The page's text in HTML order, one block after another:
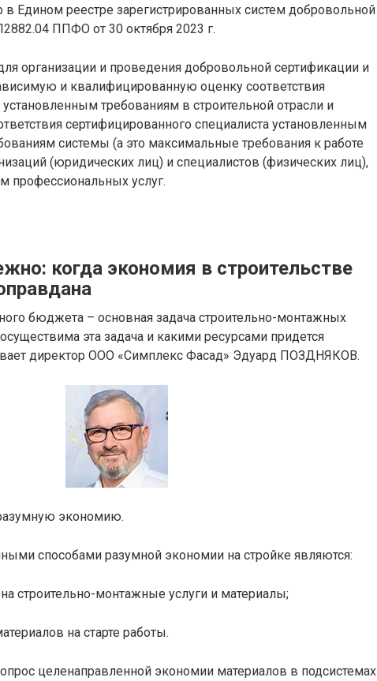
Едином реестре зарегистрированных систем добровольной
ППФО от 30 октября 2023 г.
организации и проведения добровольной сертификации и
и квалифицированную оценку соответствия
установленным требованиям в строительной отрасли и
сертифицированного специалиста установленным
системы (а это максимальные требования к работе
(юридических лиц) и специалистов (физических лиц),
профессиональных услуг.
когда экономия в строительстве
бюджета – основная задача строительно-монтажных
эта задача и какими ресурсами придется
директор ООО «Симплекс Фасад» Эдуард ПОЗДНЯКОВ.
экономию.
способами разумной экономии на стройке являются:
строительно-монтажные услуги и материалы;
на старте работы.
целенаправленной экономии материалов в подсистемах